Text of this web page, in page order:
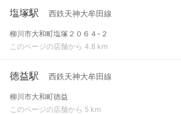
塩塚駅 西鉄天神大牟田線
柳川市大和町塩塚２０６４-２
このページの店舗から 4.8 km
徳益駅 西鉄天神大牟田線
柳川市大和町徳益
このページの店舗から 5 km